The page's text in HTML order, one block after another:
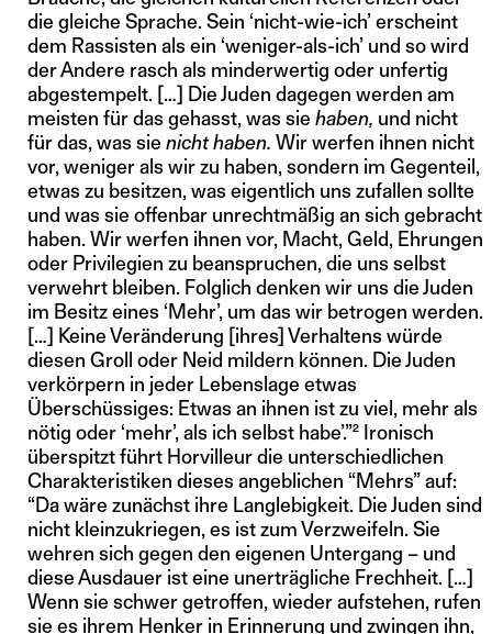
die gleiche Sprache. Sein ‘nicht-wie-ich’ erscheint
dem Rassisten als ein ‘weniger-als-ich’ und so wird
der Andere rasch als minderwertig oder unfertig
abgestempelt. […] Die Juden dagegen werden am
meisten für das gehasst, was siehaben, und nicht
für das, was sienicht haben. Wir werfen ihnen nicht
vor, weniger als wir zu haben, sondern im Gegenteil,
etwas zu besitzen, was eigentlich uns zufallen sollte
und was sie offenbar unrechtmäßig an sich gebracht
haben. Wir werfen ihnen vor, Macht, Geld, Ehrungen
oder Privilegien zu beanspruchen, die uns selbst
verwehrt bleiben. Folglich denken wir uns die Juden
im Besitz eines ‘Mehr’, um das wir betrogen werden.
[…] Keine Veränderung [ihres] Verhaltens würde
diesen Groll oder Neid mildern können. Die Juden
verkörpern in jeder Lebenslage etwas
Überschüssiges: Etwas an ihnen ist zu viel, mehr als
nötig oder ‘mehr’, als ich selbst habe’.”² Ironisch
überspitzt führt Horvilleur die unterschiedlichen
Charakteristiken dieses angeblichen “Mehrs” auf:
“Da wäre zunächst ihre Langlebigkeit. Die Juden sind
nicht kleinzukriegen, es ist zum Verzweifeln. Sie
wehren sich gegen den eigenen Untergang – und
diese Ausdauer ist eine unerträgliche Frechheit. […]
Wenn sie schwer getroffen, wieder aufstehen, rufen
sie es ihrem Henker in Erinnerung und zwingen ihn,